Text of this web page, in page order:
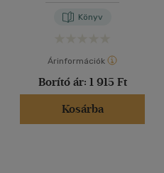
Könyv
Árinformációk
Borító ár: 1 915 Ft
Kosárba